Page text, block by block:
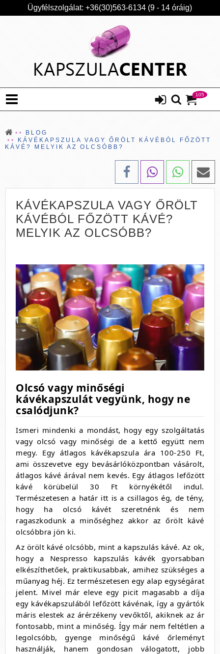
Ügyfélszolgálat: +36(30)563-6134 (9 - 14 óráig)
105
BLOG
KÁVÉKAPSZULA VAGY ŐRÖLT KÁVÉBÓL FŐZÖTT
KÁVÉ? MELYIK AZ OLCSÓBB?
KÁVÉKAPSZULA VAGY ŐRÖLT
KÁVÉBÓL FŐZÖTT KÁVÉ?
MELYIK AZ OLCSÓBB?
Olcsó vagy minőségi
kávékapszulát vegyünk, hogy ne
csalódjunk?
Ismeri mindenki a mondást, hogy egy szolgáltatás
vagy olcsó vagy minőségi de a kettő együtt nem
megy. Egy átlagos kávékapszula ára 100-250 Ft,
ami összevetve egy bevásárlóközpontban vásárolt,
átlagos kávé árával nem kevés. Egy átlagos lefőzött
kávé körübelül 30 Ft környékétől indul.
Természetesen a határ itt is a csillagos ég, de tény,
hogy ha olcsó kávét szeretnénk és nem
ragaszkodunk a minőséghez akkor az őrölt kávé
olcsóbbra jön ki.
Az örölt kávé olcsóbb, mint a kapszulás kávé. Az ok,
hogy a Nespresso kapszulás kávék gyorsabban
elkészíthetőek, praktikusabbak, amihez szükséges a
műanyag héj. Ez természetesen egy alap egységárat
jelent. Mivel már eleve egy picit magasabb a díja
egy kávékapszulából lefőzött kávénak, így a gyártók
máris elestek az árérzékeny vevőktől, akiknek az ár
fontosabb, mint a minőség. Így már nem feltétlen a
legolcsóbb, gyenge minőségű kávé őrleményt
használják, hanem gondosan válogatott, jobb